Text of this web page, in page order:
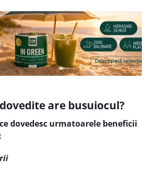
are busuiocul?
dovedesc urmatoarele beneficii